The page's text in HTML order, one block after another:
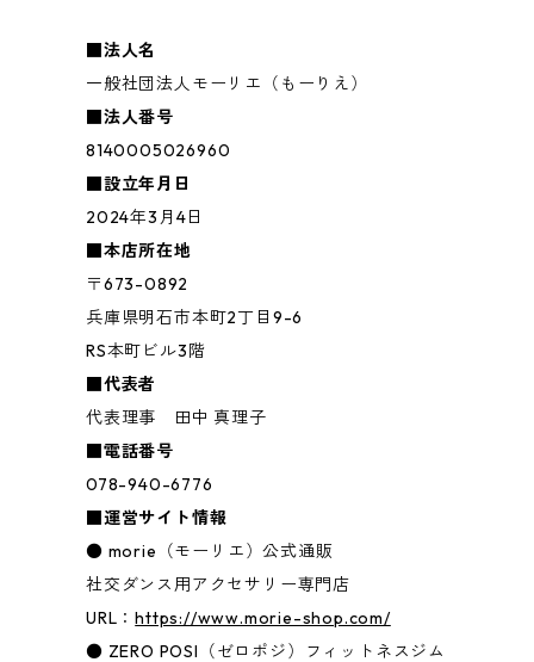
■法人名
一般社団法人モーリエ（もーりえ）
■法人番号
8140005026960
■設立年月日
2024年3月4日
■本店所在地
〒673-0892
兵庫県明石市本町2丁目9-6
RS本町ビル3階
■代表者
代表理事 田中 真理子
■電話番号
078-940-6776
■運営サイト情報
● morie（モーリエ）公式通販
社交ダンス用アクセサリー専門店
URL：https://www.morie-shop.com/
● ZERO POSI（ゼロポジ）フィットネスジム